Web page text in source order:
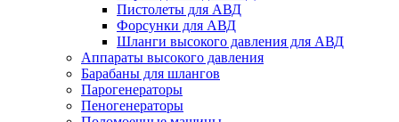
Пистолеты для АВД
Форсунки для АВД
Шланги высокого давления для АВД
Аппараты высокого давления
Барабаны для шлангов
Парогенераторы
Пеногенераторы